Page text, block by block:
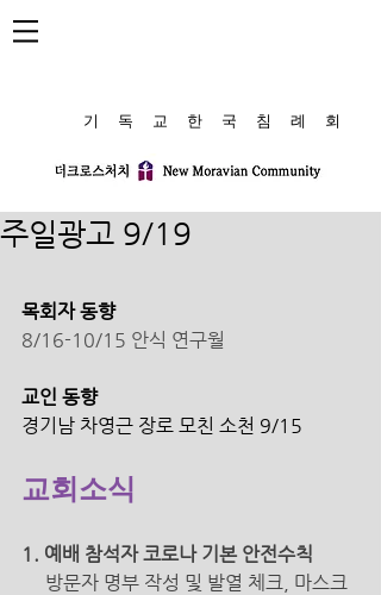
​기 독 교 한 국 침 례 회
주일광고 9/19
목회자 동향
8/16-10/15 안식 연구월
교인 동향
경기남 차영근 장로 모친 소천 9/15
교회소식
1. 예배 참석자 코로나 기본 안전수칙
방문자 명부 작성 및 발열 체크, 마스크